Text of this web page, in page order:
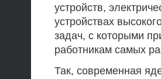
устройств,
устройствах
задач, с которыми
работникам самых
Так, современная